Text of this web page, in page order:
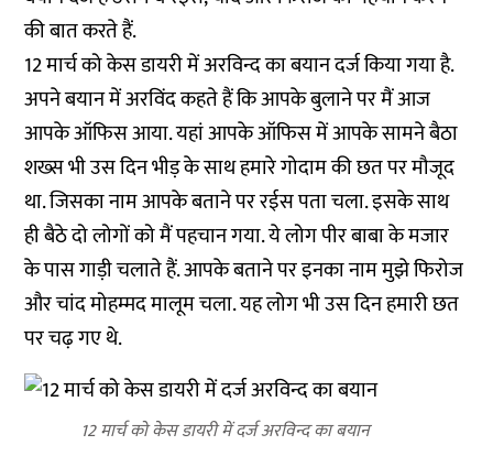
की बात करते हैं.
12 मार्च को केस डायरी में अरविन्द का बयान दर्ज किया गया है.
अपने बयान में अरविंद कहते हैं कि आपके बुलाने पर मैं आज
आपके ऑफिस आया. यहां आपके ऑफिस में आपके सामने बैठा
शख्स भी उस दिन भीड़ के साथ हमारे गोदाम की छत पर मौजूद
था. जिसका नाम आपके बताने पर रईस पता चला. इसके साथ
ही बैठे दो लोगों को मैं पहचान गया. ये लोग पीर बाबा के मजार
के पास गाड़ी चलाते हैं. आपके बताने पर इनका नाम मुझे फिरोज
और चांद मोहम्मद मालूम चला. यह लोग भी उस दिन हमारी छत
पर चढ़ गए थे.
12 मार्च को केस डायरी में दर्ज अरविन्द का बयान